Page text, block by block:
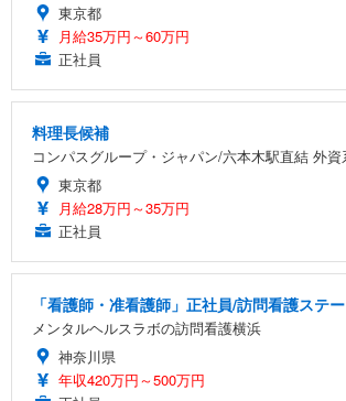
東京都
月給35万円～60万円
正社員
料理長候補
コンパスグループ・ジャパン/六本木駅直結 外資
東京都
月給28万円～35万円
正社員
「看護師・准看護師」正社員/訪問看護ステ
メンタルヘルスラボの訪問看護横浜
神奈川県
年収420万円～500万円